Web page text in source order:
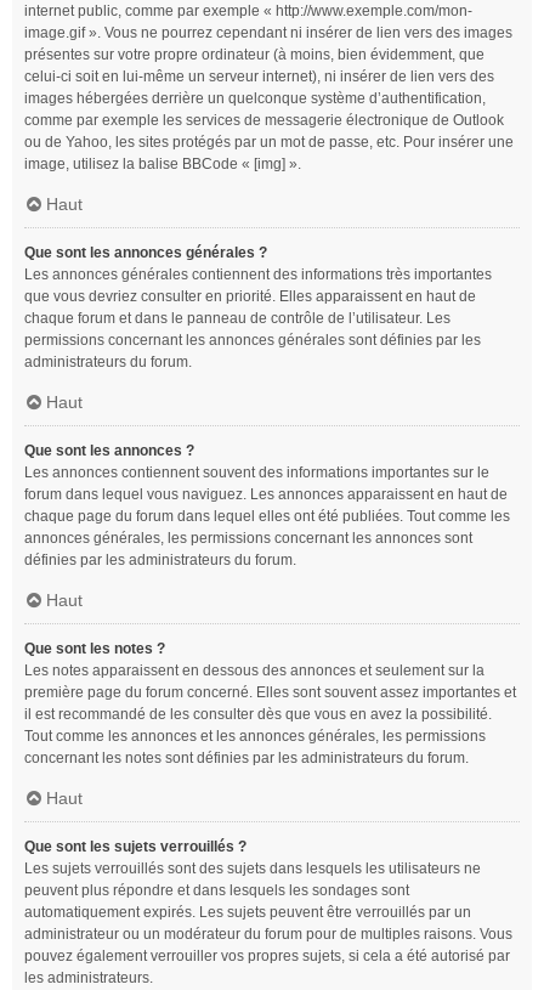
internet public, comme par exemple « http://www.exemple.com/mon-
image.gif ». Vous ne pourrez cependant ni insérer de lien vers des images
présentes sur votre propre ordinateur (à moins, bien évidemment, que
celui-ci soit en lui-même un serveur internet), ni insérer de lien vers des
images hébergées derrière un quelconque système d’authentification,
comme par exemple les services de messagerie électronique de Outlook
ou de Yahoo, les sites protégés par un mot de passe, etc. Pour insérer une
image, utilisez la balise BBCode « [img] ».
Haut
Que sont les annonces générales ?
Les annonces générales contiennent des informations très importantes
que vous devriez consulter en priorité. Elles apparaissent en haut de
chaque forum et dans le panneau de contrôle de l’utilisateur. Les
permissions concernant les annonces générales sont définies par les
administrateurs du forum.
Haut
Que sont les annonces ?
Les annonces contiennent souvent des informations importantes sur le
forum dans lequel vous naviguez. Les annonces apparaissent en haut de
chaque page du forum dans lequel elles ont été publiées. Tout comme les
annonces générales, les permissions concernant les annonces sont
définies par les administrateurs du forum.
Haut
Que sont les notes ?
Les notes apparaissent en dessous des annonces et seulement sur la
première page du forum concerné. Elles sont souvent assez importantes et
il est recommandé de les consulter dès que vous en avez la possibilité.
Tout comme les annonces et les annonces générales, les permissions
concernant les notes sont définies par les administrateurs du forum.
Haut
Que sont les sujets verrouillés ?
Les sujets verrouillés sont des sujets dans lesquels les utilisateurs ne
peuvent plus répondre et dans lesquels les sondages sont
automatiquement expirés. Les sujets peuvent être verrouillés par un
administrateur ou un modérateur du forum pour de multiples raisons. Vous
pouvez également verrouiller vos propres sujets, si cela a été autorisé par
les administrateurs.